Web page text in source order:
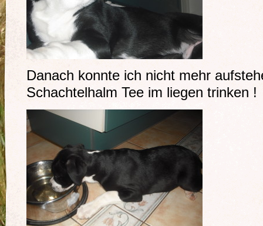
Danach konnte ich nicht mehr
Schachtelhalm Tee im liegen trinken !